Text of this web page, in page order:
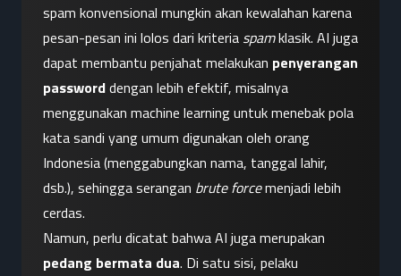
spam konvensional mungkin akan kewalahan karena
pesan-pesan ini lolos dari kriteria spam klasik. AI juga
dapat membantu penjahat melakukan penyerangan
password dengan lebih efektif, misalnya
menggunakan machine learning untuk menebak pola
kata sandi yang umum digunakan oleh orang
Indonesia (menggabungkan nama, tanggal lahir,
dsb.), sehingga serangan brute force menjadi lebih
cerdas.
pedang bermata dua. Di satu sisi, pelaku